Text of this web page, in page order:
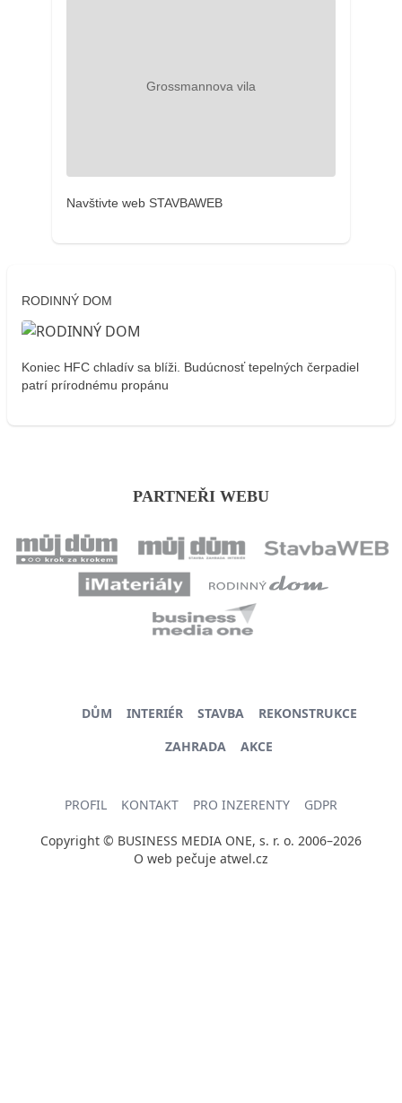
Navštivte web STAVBAWEB
RODINNÝ DOM
Koniec HFC chladív sa blíži. Budúcnosť tepelných čerpadiel
patrí prírodnému propánu
PARTNEŘI WEBU
DŮM INTERIÉR STAVBA
REKONSTRUKCE
ZAHRADA
AKCE
PROFIL KONTAKT PRO INZERENTY GDPR
Copyright © BUSINESS MEDIA ONE, s. r. o. 2006–2026